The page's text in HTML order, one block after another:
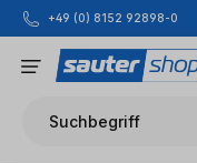
Zum Hauptinhalt
+49 (0) 8152 92898-0
Suchbegriff